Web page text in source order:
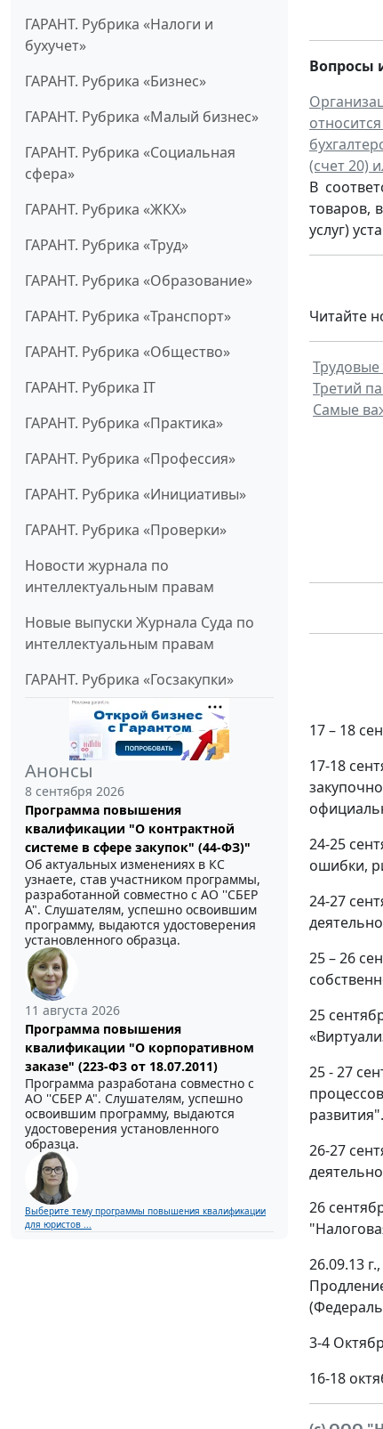
ГАРАНТ. Рубрика «Налоги и
бухучет»
ГАРАНТ. Рубрика «Бизнес»
ГАРАНТ. Рубрика «Малый бизнес»
ГАРАНТ. Рубрика «Социальная
сфера»
ГАРАНТ. Рубрика «ЖКХ»
ГАРАНТ. Рубрика «Труд»
ГАРАНТ. Рубрика «Образование»
ГАРАНТ. Рубрика «Транспорт»
ГАРАНТ. Рубрика «Общество»
ГАРАНТ. Рубрика IT
ГАРАНТ. Рубрика «Практика»
ГАРАНТ. Рубрика «Профессия»
ГАРАНТ. Рубрика «Инициативы»
ГАРАНТ. Рубрика «Проверки»
Новости журнала по
интеллектуальным правам
Новые выпуски Журнала Суда по
интеллектуальным правам
ГАРАНТ. Рубрика «Госзакупки»
Анонсы
8 сентября 2026
Программа повышения
квалификации "О контрактной
системе в сфере закупок" (44-ФЗ)"
Об актуальных изменениях в КС
узнаете, став участником программы,
разработанной совместно с АО ''СБЕР
А". Слушателям, успешно освоившим
программу, выдаются удостоверения
установленного образца.
11 августа 2026
Программа повышения
квалификации "О корпоративном
заказе" (223-ФЗ от 18.07.2011)
Программа разработана совместно с
АО ''СБЕР А". Слушателям, успешно
освоившим программу, выдаются
удостоверения установленного
образца.
Выберите тему программы повышения квалификации
для юристов ...
Вопросы
(счет 20)
В
товаров,
услуг)
Читайте
Трудовые
Третий
Самые
17 – 18
17-18
24-25
ошибки,
24-27
25 – 26
25
25 - 27
развития".
26-27
26
26.09.13
3-4
16-18